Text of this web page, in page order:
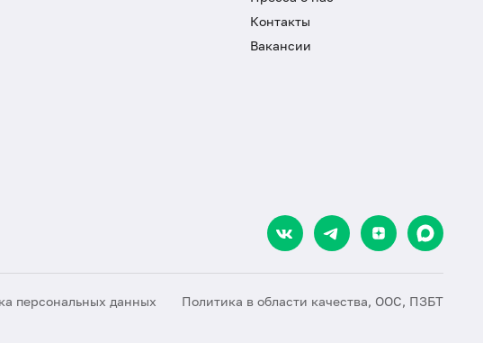
Контакты
Вакансии
персональных данных Политика в области качества, ООС, ПЗБТ